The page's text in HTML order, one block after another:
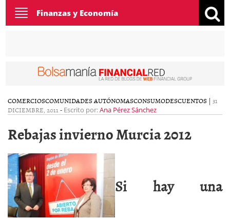
Toggle
navigation
Finanzas y Economía
COMERCIOSCOMUNIDADES AUTÓNOMASCONSUMODESCUENTOS | 31
DICIEMBRE, 2011 - Escrito por:Ana Pérez Sánchez
Rebajas invierno Murcia 2012
Si hay una